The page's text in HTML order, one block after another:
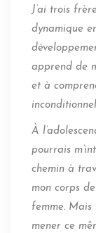
J’ai trois
dynamique
apprend de
et à
À
pourrais
chemin à
mon corps
femme. Mais
mener ce